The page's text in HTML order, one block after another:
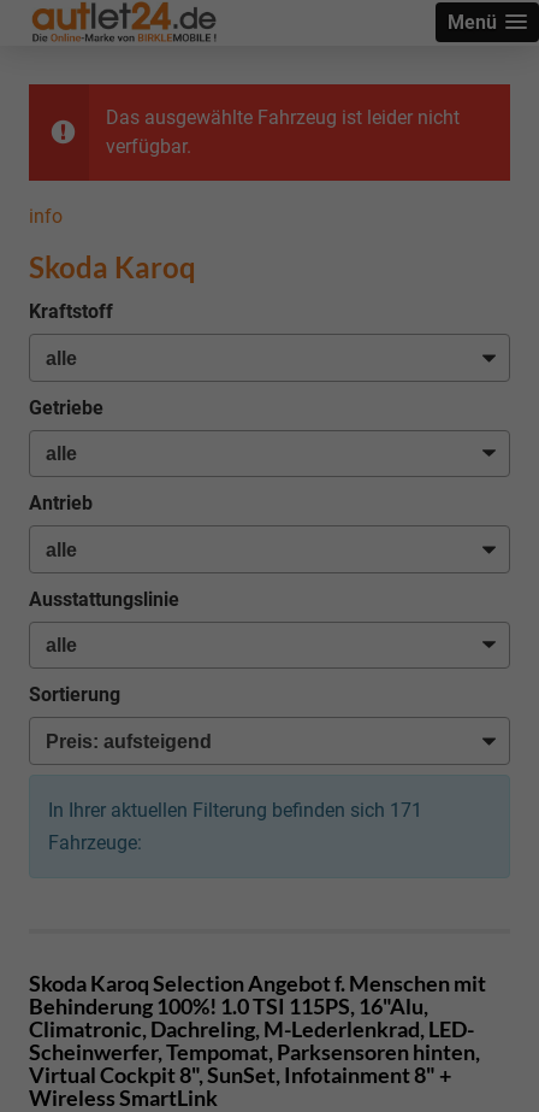
Menü
Das ausgewählte Fahrzeug ist leider nicht
verfügbar.
info
Skoda Karoq
Kraftstoff
Getriebe
Antrieb
Ausstattungslinie
Sortierung
In Ihrer aktuellen Filterung befinden sich 171
Fahrzeuge:
Skoda KaroqSelection Angebot f. Menschen mit
Behinderung 100%! 1.0 TSI 115PS, 16"Alu,
Climatronic, Dachreling, M-Lederlenkrad, LED-
Scheinwerfer, Tempomat, Parksensoren hinten,
Virtual Cockpit 8", SunSet, Infotainment 8" +
Wireless SmartLink